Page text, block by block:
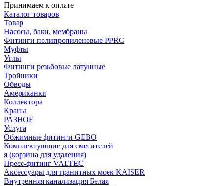
Принимаем к оплате
Каталог товаров
Товар
Насосы, баки, мембраны
Фитинги полипропиленовые PPRC
Муфты
Углы
Фитинги резьбовые латунные
Тройники
Обводы
Американки
Коллектора
Краны
РАЗНОЕ
Услуга
Обжимные фитинги GEBO
Комплектующие для смесителей
я (корзина для удаления)
Пресс-фитинг VALTEC
Аксессуары для гранитных моек KAISER
Внутренняя канализация Белая